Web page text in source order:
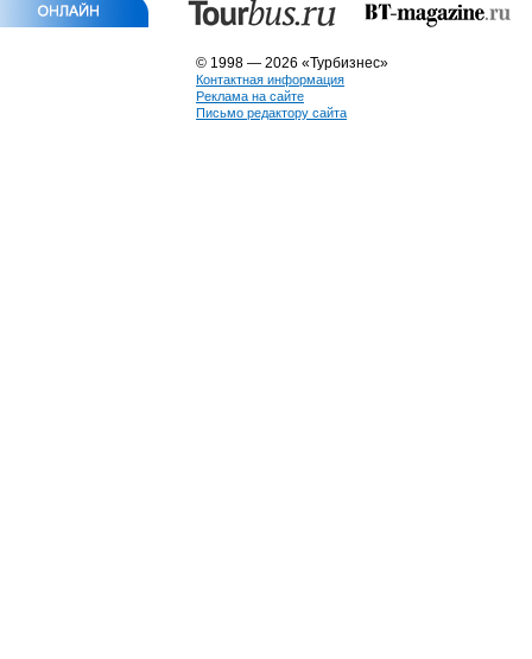
© 1998 — 2026 «Турбизнес»
Контактная информация
Реклама на сайте
Письмо редактору сайта